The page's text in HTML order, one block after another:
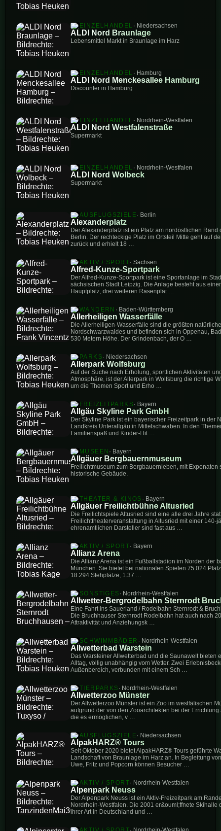
EINZELHANDEL · Niedersachsen
ALDI Nord Braunlage
Lebensmittel Markt in Braunlage im Harz
EINZELHANDEL · Hamburg
ALDI Nord Menckesallee Hamburg
Discounter in Hamburg
EINZELHANDEL · Nordrhein-Westfalen
ALDI Nord Westfalenstraße
Supermarkt
EINZELHANDEL · Nordrhein-Westfalen
ALDI Nord Wolbeck
Supermarkt
AUSFLUGSZIELE · Berlin
Alexanderplatz
Der Alexanderplatz ist ein Platz am nordöstlichen Rand
Berlin. Der rechteckige Platz im Ortsteil Mitte geht auf
zurück und erhielt 18 …
AKTIV / SPORT· Sachsen
Alfred-Kunze-Sportpark
Der Alfred-Kunze-Sportpark ist eine Sportanlage im
sächsischen Stadt Leipzig. Die Anlage besteht aus
Hauptplatz, drei weiteren Rasenplät …
WANDERN · Baden-Württemberg
Allerheiligen Wasserfälle
Die Allerheiligen-Wasserfälle sind die größten
Nordschwarzwaldes und befinden sich in Oppenau,
530 Metern Höhe. Der Grindenbach, der O …
PARKS· Niedersachsen
Allerpark Wolfsburg
Auf der Suche nach Erholung, sportlichen Aktivitäten
Atmosphäre, ist der Allerpark in Wolfsburg die richtige
um die Themen Sport und Erho …
FREIZEITPARKS· Bayern
Allgäu Skyline Park GmbH
Der Skyline Park ist ein bayerischer Freizeitpark in der
Landkreis Unterallgäu in Mittelschwaben. In den
Familienspaß und Kinder-Hit …
MUSEEN · Bayern
Allgäuer Bergbauernmuseum
Freilichtmuseum zum Bergbauernleben, mit Exponaten
historische Gebäude.
THEATER & KINOS · Bayern
Allgäuer Freilichtbühne Altusried
Die Freilichtspiele Altusried sind eine alle drei Jahre
Freilichttheaterveranstaltung in Altusried mit einer 140-
ehrenamtlichen Darsteller sind fast aus …
AKTIV / SPORT· Bayern
Allianz Arena
Die Allianz Arena ist ein Fußballstadion im Norden der
München. Sie bietet bei nationalen Spielen 75.024
18.294 Stehplätze, 1.37 …
SONSTIGES· Nordrhein-Westfalen
Allwetter-Bergrodelbahn Sternrodt
Eine Fahrt ins Sauerland / Rodelbahn Sternrodt &
Die Bruchhauser Sternrodt Rodelbahn hat auch nach
Attraktivität und Anziehungsk …
SCHWIMMBÄDER · Nordrhein-Westfalen
Allwetterbad Warstein
Das Warsteiner Allwetterbad und die Saunawelt bieten
Alltag, völlig unabhängig vom Wetter. Zwei
Außenbereich, verbunden mit einem Sch …
TIERPARKS· Nordrhein-Westfalen
Allwetterzoo Münster
Der Allwetterzoo Münster ist ein Zoo im westfälischen
aufgrund der von den Zooarchitekten bei der Errichtung
die es ermöglichen, v …
AUSFLUGSZIELE · Niedersachsen
AlpakHARZ® Tours
Seit Oktober 2020 bietet AlpakHARZ® Tours geführte
Landschaft von Braunlage im Harz an. In Begleitung
Uwe, Fritz und Popcorn können Besucher …
AKTIV / SPORT· Nordrhein-Westfalen
Alpenpark Neuss
Der Alpenpark Neuss ist ein Aktiv-Freizeitpark am
Nordrhein-Westfalen. Die 2001 er&ouml;ffnete Skihalle
ihrer Art in Deutschland und …